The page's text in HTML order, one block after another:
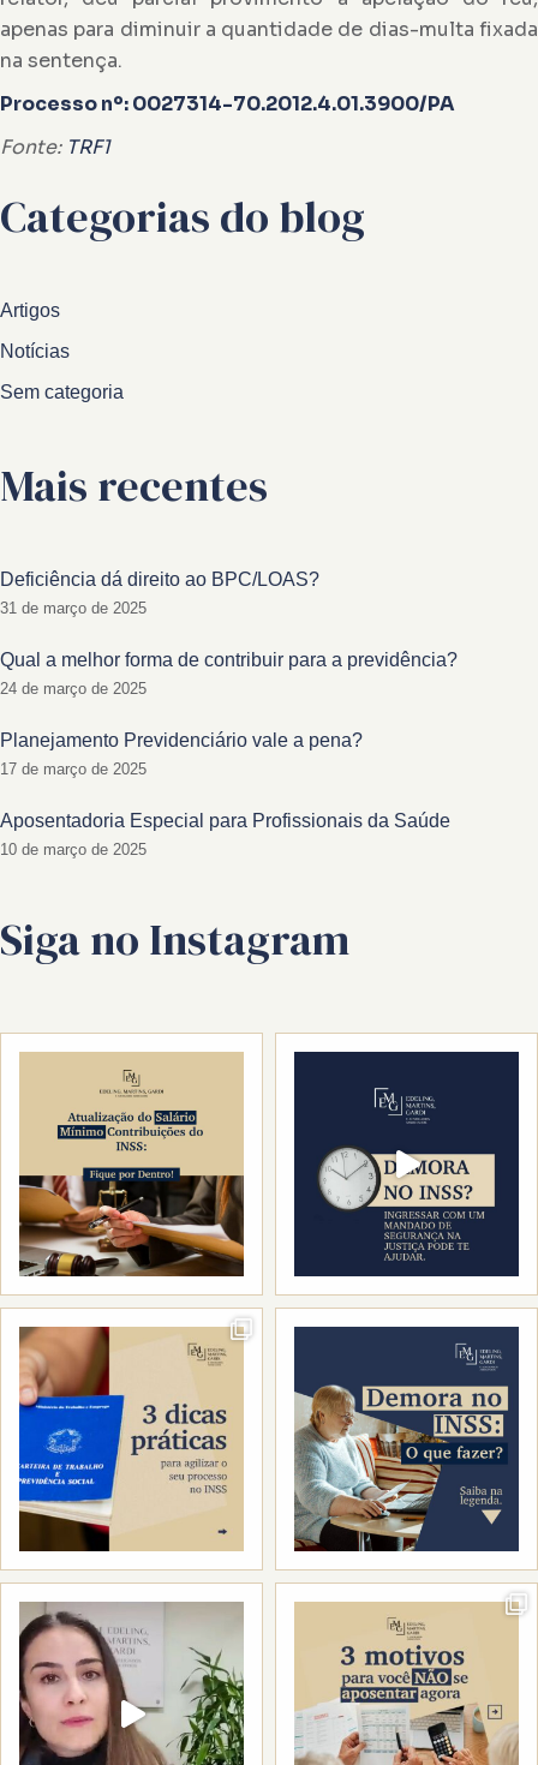
apenas para diminuir a quantidade de dias-multa fixada
na sentença.
Processo nº: 0027314-70.2012.4.01.3900/PA
Fonte: TRF1
Categorias do blog
Artigos
Notícias
Sem categoria
Mais recentes
Deficiência dá direito ao BPC/LOAS?
31 de março de 2025
Qual a melhor forma de contribuir para a previdência?
24 de março de 2025
Planejamento Previdenciário vale a pena?
17 de março de 2025
Aposentadoria Especial para Profissionais da Saúde
10 de março de 2025
Siga no Instagram